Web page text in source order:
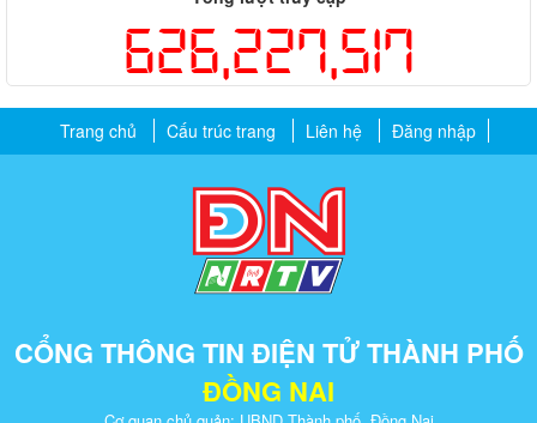
626,227,517
Trang chủ Cấu trúc trang Liên hệ Đăng nhập
CỔNG THÔNG TIN ĐIỆN TỬ THÀNH PHỐ
ĐỒNG NAI